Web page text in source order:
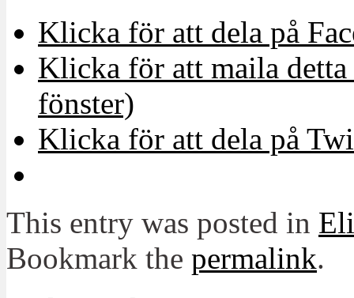
Klicka för att dela på
Klicka för att maila
fönster)
Klicka för att dela på
This entry was posted in
Bookmark the permalink.